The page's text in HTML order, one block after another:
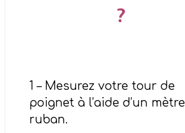
?
1 – Mesurez votre tour de
poignet à l’aide d’un mètre
ruban.